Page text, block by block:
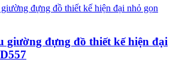
giường đựng đồ thiết kế hiện đại